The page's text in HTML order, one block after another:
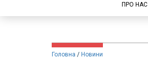
ПРО НАС
Головна Новини